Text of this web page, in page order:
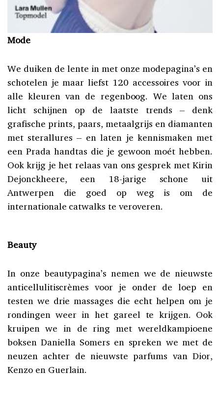
Mode
We duiken de lente in met onze modepagina’s en
schotelen je maar liefst 120 accessoires voor in
alle kleuren van de regenboog. We laten ons
licht schijnen op de laatste trends – denk
grafische prints, paars, metaalgrijs en diamanten
met sterallures – en laten je kennismaken met
een Prada handtas die je gewoon moét hebben.
Ook krijg je het relaas van ons gesprek met Kirin
Dejonckheere, een 18-jarige schone uit
Antwerpen die goed op weg is om de
internationale catwalks te veroveren.
Beauty
In onze beautypagina’s nemen we de nieuwste
anticellulitiscrèmes voor je onder de loep en
testen we drie massages die echt helpen om je
rondingen weer in het gareel te krijgen. Ook
kruipen we in de ring met wereldkampioene
boksen Daniella Somers en spreken we met de
neuzen achter de nieuwste parfums van Dior,
Kenzo en Guerlain.